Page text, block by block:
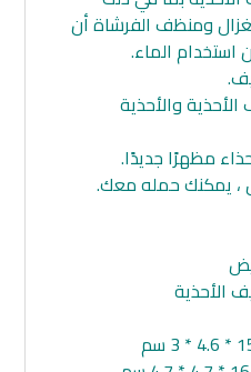
ومنظف الفرشاة أن
استخدام الماء.
والأحذية
مظهرًا جديدًا.
، يمكنك حمله معك.